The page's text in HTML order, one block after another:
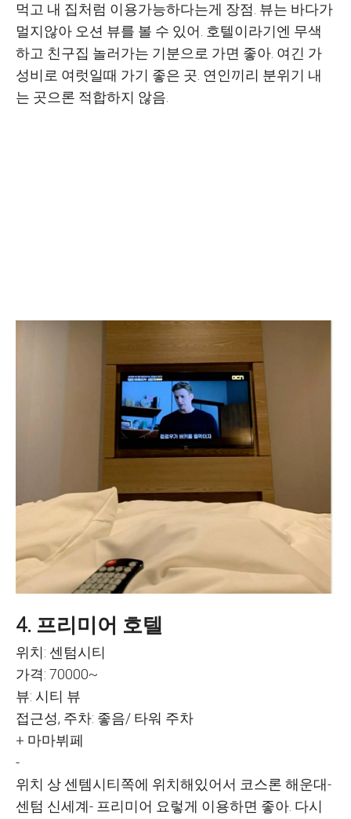
먹고 내 집처럼 이용가능하다는게 장점. 뷰는 바다가
멀지않아 오션 뷰를 볼 수 있어. 호텔이라기엔 무색
하고 친구집 놀러가는 기분으로 가면 좋아. 여긴 가
성비로 여럿일때 가기 좋은 곳. 연인끼리 분위기 내
는 곳으론 적합하지 않음.
4. 프리미어 호텔
위치: 센텀시티
가격: 70000~
뷰: 시티 뷰
접근성, 주차: 좋음/ 타워 주차
+ 마마뷔페
-
위치 상 센템시티쪽에 위치해있어서 코스론 해운대-
센텀 신세계- 프리미어 요렇게 이용하면 좋아. 다시